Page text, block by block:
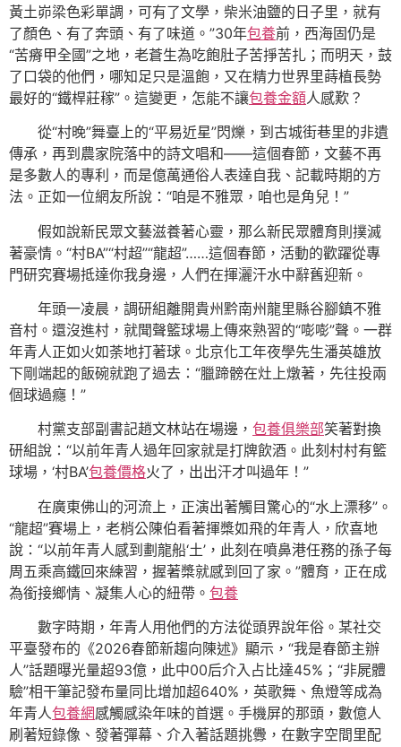
黃土峁梁色彩單調，可有了文學，柴米油鹽的日子里，就有
了顏色、有了奔頭、有了味道。”30年包養前，西海固仍是
“苦瘠甲全國”之地，老蒼生為吃飽肚子苦掙苦扎；而明天，鼓
了口袋的他們，哪知足只是溫飽，又在精力世界里蒔植長勢
最好的“鐵桿莊稼”。這變更，怎能不讓包養金額人感歎？
從“村晚”舞臺上的“平易近星”閃爍，到古城街巷里的非遺
傳承，再到農家院落中的詩文唱和——這個春節，文藝不再
是多數人的專利，而是億萬通俗人表達自我、記載時期的方
法。正如一位網友所說：“咱是不雅眾，咱也是角兒！”
假如說新民眾文藝滋養著心靈，那么新民眾體育則撲滅
著豪情。“村BA”“村超”“龍超”……這個春節，活動的歡躍從專
門研究賽場抵達你我身邊，人們在揮灑汗水中辭舊迎新。
年頭一凌晨，調研組離開貴州黔南州龍里縣谷腳鎮不雅
音村。還沒進村，就聞聲籃球場上傳來熟習的“嘭嘭”聲。一群
年青人正如火如荼地打著球。北京化工年夜學先生潘英雄放
下剛端起的飯碗就跑了過去：“臘蹄髈在灶上燉著，先往投兩
個球過癮！”
村黨支部副書記趙文林站在場邊， 包養俱樂部笑著對換
研組說：“以前年青人過年回家就是打牌飲酒。此刻村村有籃
球場，‘村BA’包養價格火了，出出汗才叫過年！”
在廣東佛山的河流上，正演出著觸目驚心的“水上漂移”。
“龍超”賽場上，老梢公陳伯看著揮槳如飛的年青人，欣喜地
說：“以前年青人感到劃龍船‘土’，此刻在噴鼻港任務的孫子每
周五乘高鐵回來練習，握著槳就感到回了家。”體育，正在成
為銜接鄉情、凝集人心的紐帶。 包養
數字時期，年青人用他們的方法從頭界說年俗。某社交
平臺發布的《2026春節新趨向陳述》顯示，“我是春節主辦
人”話題曝光量超93億，此中00后介入占比達45%；“非屍體
驗”相干筆記發布量同比增加超640%，英歌舞、魚燈等成為
年青人包養網感觸感染年味的首選。手機屏的那頭，數億人
刷著短錄像、發著彈幕、介入著話題挑釁，在數字空間里配